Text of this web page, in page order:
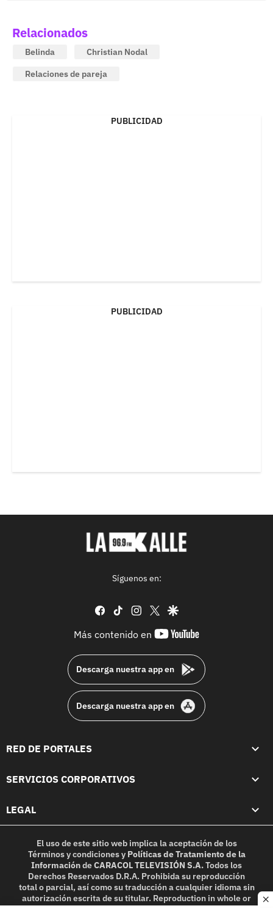
Relacionados
Belinda
Christian Nodal
Relaciones de pareja
PUBLICIDAD
PUBLICIDAD
Síguenos en:
facebook
tiktok instagram
twittergoogle
Más contenido en
youtube-
Descarga nuestra app en
Descarga nuestra app en
RED DE PORTALES
SERVICIOS CORPORATIVOS
LEGAL
El uso de este sitio web implica la aceptación de los
Términos y condicionesy Políticas de Tratamiento de la
InformacióndeCARACOL TELEVISIÓN S.A.Todos los
Derechos Reservados D.R.A. Prohibida su reproducción
total o parcial, así como su traducción a cualquier idioma sin
autorización escrita de su titular. Reproduction in whole or